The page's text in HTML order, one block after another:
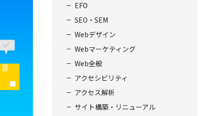
EFO
SEO・SEM
Webデザイン
Webマーケティング
Web全般
アクセシビリティ
アクセス解析
サイト構築・リニューアル